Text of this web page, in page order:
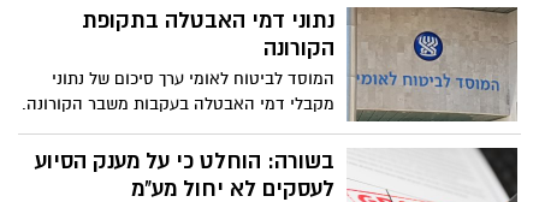
שכלל לא יחוסנו
נתוני דמי האבטלה בתקופת
הקורונה
המוסד לביטוח לאומי ערך סיכום של נתוני
מקבלי דמי האבטלה בעקבות משבר הקורונה.
מהסיכום עולה שהוגשו 1,074,905 תביעות לדמי
אבטלה - ב-98.8% מתוכן הטיפול
הסתיים. 37% ממקבלי דמי האבטלה חזרו
בשורה: הוחלט כי על מענק הסיוע
לעסקים לא יחול מע"מ